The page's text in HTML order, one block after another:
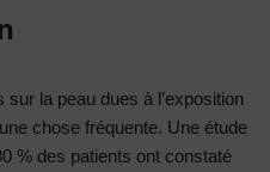
la peau dues à l’exposition
chose fréquente. Une étude
% des patients ont constaté